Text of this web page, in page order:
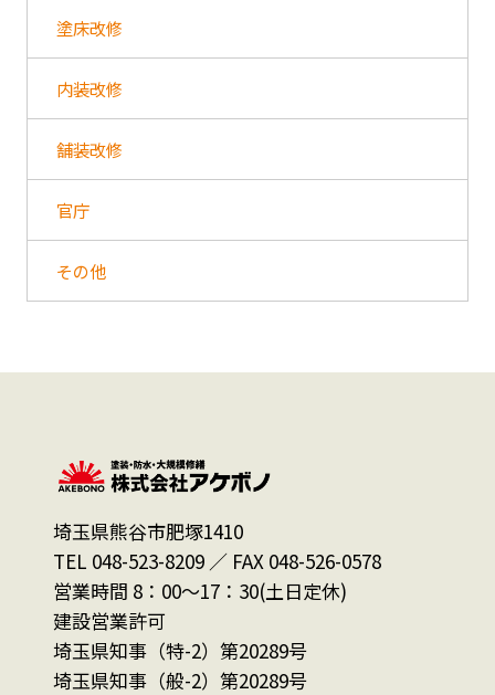
塗床改修
内装改修
舗装改修
官庁
その他
埼玉県熊谷市肥塚1410
TEL 048-523-8209 ／ FAX 048-526-0578
営業時間 8：00～17：30(土日定休)
建設営業許可
埼玉県知事（特-2）第20289号
埼玉県知事（般-2）第20289号